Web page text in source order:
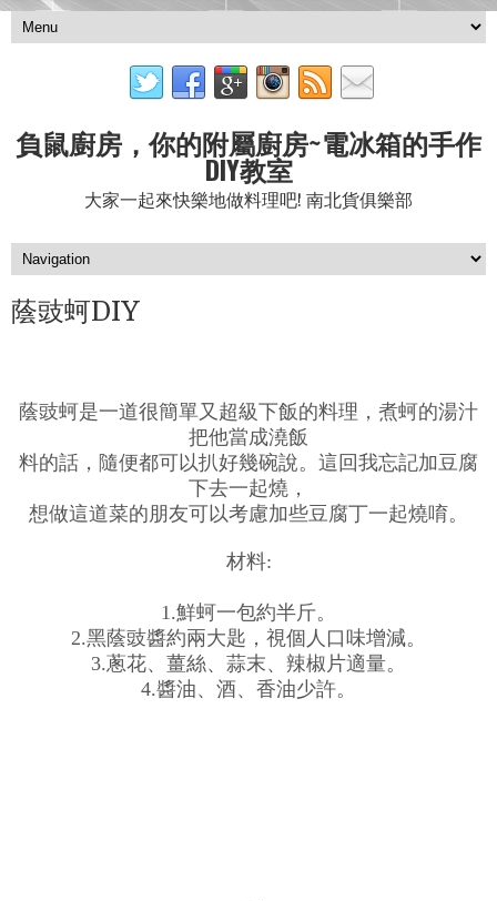
負鼠廚房，你的附屬廚房~電冰箱的手作
DIY教室
大家一起來快樂地做料理吧! 南北貨俱樂部
蔭豉蚵DIY
蔭豉蚵是一道很簡單又超級下飯的料理，煮蚵的湯汁
把他當成澆飯
料的話，隨便都可以扒好幾碗說。這回我忘記加豆腐
下去一起燒，
想做這道菜的朋友可以考慮加些豆腐丁一起燒唷。
材料:
1.鮮蚵一包約半斤。
2.黑蔭豉醬約兩大匙，視個人口味增減。
3.蔥花、薑絲、蒜末、辣椒片適量。
4.醬油、酒、香油少許。